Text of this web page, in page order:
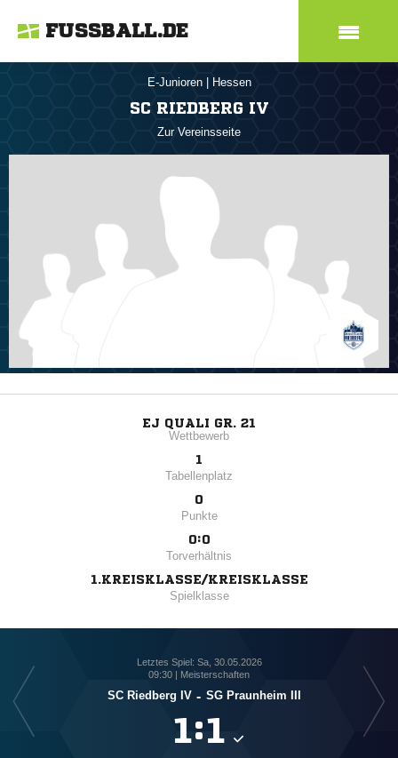
FUSSBALL.DE
E-Junioren Hessen
SC RIEDBERG IV
Zur Vereinsseite
EJ QUALI GR. 21
Wettbewerb
1
Tabellenplatz
0
Punkte
0:0
Torverhältnis
1.KREISKLASSE/KREISKLASSE
Spielklasse
Letztes Spiel: Sa, 30.05.2026
09:30 | Meisterschaften
SC Riedberg IV - SG Praunheim III
: